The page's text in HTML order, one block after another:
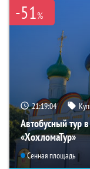
-51%
21:19:03
Автобусный тур
«ХохломаТур»
Сенная площадь